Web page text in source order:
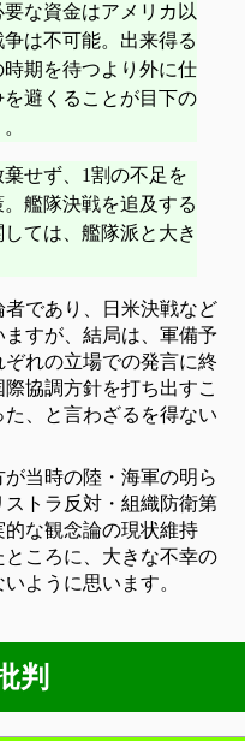
な資金はアメリカ以
は不可能。出来得る
期を待つより外に仕
避くることが目下の
せず、1割の不足を
艦隊決戦を追及する
ては、艦隊派と大き
であり、日米決戦など
すが、結局は、軍備予
れの立場での発言に終
協調方針を打ち出すこ
、と言わざるを得ない
当時の陸・海軍の明ら
トラ反対・組織防衛第
な観念論の現状維持
ころに、大きな不幸の
ように思います。
判